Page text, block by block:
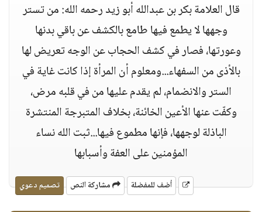
قال العلامة بكر بن عبدالله أبو زيد رحمه الله: من تستر
وجهها لا يطمع فيها طامع بالكشف عن باقي بدنها
وعورتها، فصار في كشف الحجاب عن الوجه تعريض لها
بالأذى من السفهاء...ومعلوم أن المرأة إذا كانت غاية في
الستر والانضمام، لم يقدم عليها من في قلبه مرض،
وكفّت عنها الأعين الخائنة، بخلاف المتبرجة المنتشرة
الباذلة لوجهها، فإنها مطموع فيها...ثبت الله نساء
المؤمنين على العفة وأسبابها
أضف للمفضلة مشاركة النص تصميم دعوي